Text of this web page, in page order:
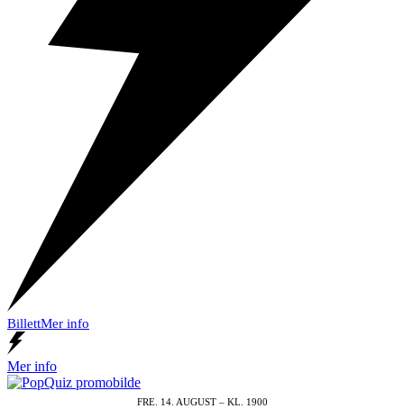
BillettMer info
Mer info
FRE. 14. AUGUST – KL. 1900